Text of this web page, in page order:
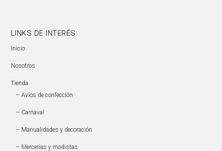
LINKS DE INTERÉS:
Inicio
Nosotros
Tienda
– Avíos de confección
– Carnaval
– Manualidades y decoración
– Mercerías y modistas